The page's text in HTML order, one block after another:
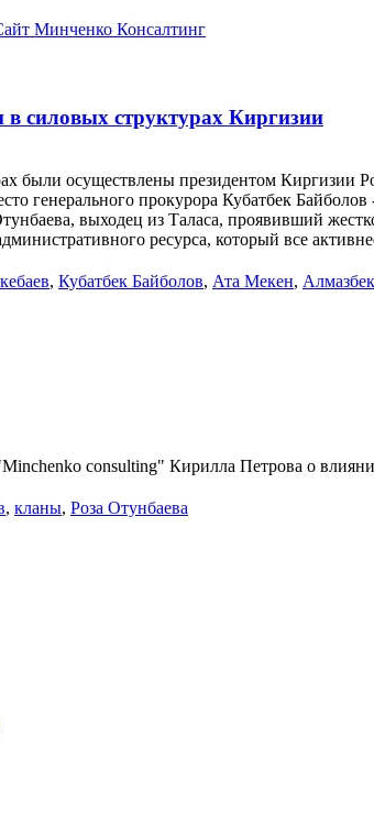
Минченко Консалтинг
в силовых структурах Киргизии
были осуществлены президентом Киргизии
генерального прокурора Кубатбек
выходец из Таласа, проявивший
ресурса, который все
, Кубатбек Байболов, Ата Мекен,
consulting" Кирилла Петрова о
, кланы, Роза Отунбаева